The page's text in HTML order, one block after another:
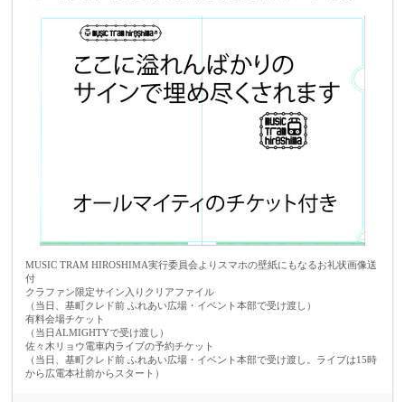
MUSIC TRAM HIROSHIMA実行委員会よりスマホの壁紙にもなるお礼状画像送
付
クラファン限定サイン入りクリアファイル
（当日、基町クレド前 ふれあい広場・イベント本部で受け渡し）
有料会場チケット
（当日ALMIGHTYで受け渡し）
佐々木リョウ電車内ライブの予約チケット
（当日、基町クレド前 ふれあい広場・イベント本部で受け渡し。ライブは15時
から広電本社前からスタート）